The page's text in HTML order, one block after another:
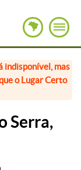
indisponível, mas
o Lugar Certo
Serra,